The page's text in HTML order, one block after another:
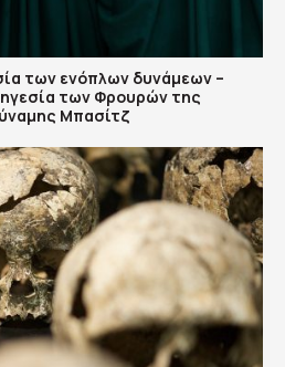
των ενόπλων δυνάμεων –
των Φρουρών της
Μπασίτζ